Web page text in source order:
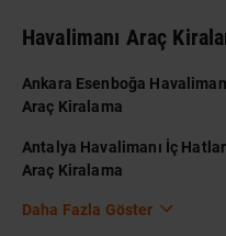
Havalimanı Araç
Ankara Esenboğa
Araç Kiralama
Antalya Havalimanı İç Hatlar
Araç Kiralama
Daha Fazla Göster